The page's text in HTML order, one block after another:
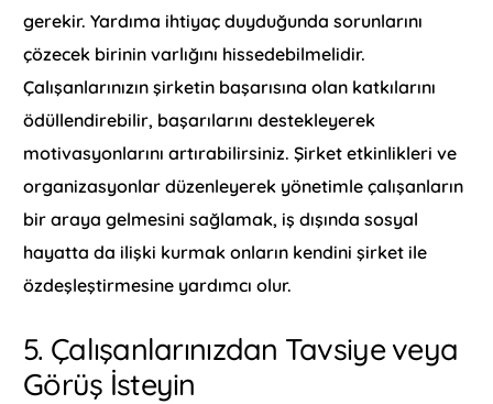
gerekir. Yardıma ihtiyaç duyduğunda sorunlarını
çözecek birinin varlığını hissedebilmelidir.
Çalışanlarınızın şirketin başarısına olan katkılarını
ödüllendirebilir, başarılarını destekleyerek
motivasyonlarını artırabilirsiniz. Şirket etkinlikleri ve
organizasyonlar düzenleyerek yönetimle çalışanların
bir araya gelmesini sağlamak, iş dışında sosyal
hayatta da ilişki kurmak onların kendini şirket ile
özdeşleştirmesine yardımcı olur.
5. Çalışanlarınızdan Tavsiye veya
Görüş İsteyin